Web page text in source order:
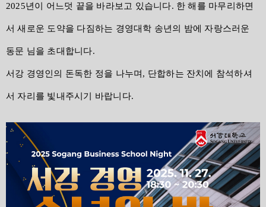
2025년이 어느덧 끝을 바라보고 있습니다. 한 해를 마무리하면
서 새로운 도약을 다짐하는 경영대학 송년의 밤에 자랑스러운
동문 님을 초대합니다.
서강 경영인의 돈독한 정을 나누며, 단합하는 잔치에 참석하셔
서 자리를 빛내주시기 바랍니다.